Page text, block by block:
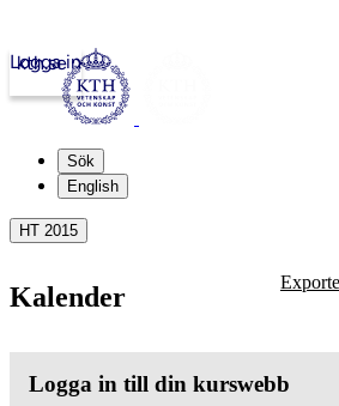
kth.se
Logga in
Sök
English
HT 2015
Kalender
Logga in till din kurswebb